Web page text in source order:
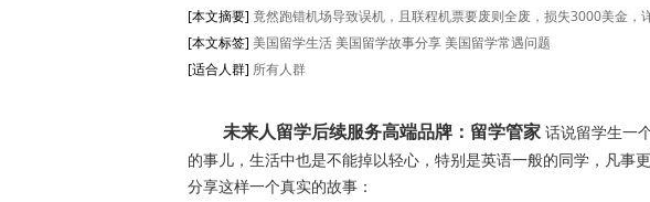
[本文摘要] 竟然跑错机场导致误机，且联程机票要废则全废，损失3000美金，
[本文标签] 美国留学生活 美国留学故事分享 美国留学常遇问题
[适合人群] 所有人群
未来人留学后续服务高端品牌：留学管家 话说留学生一
的事儿，生活中也是不能掉以轻心，特别是英语一般的同学，凡事
分享这样一个真实的故事：